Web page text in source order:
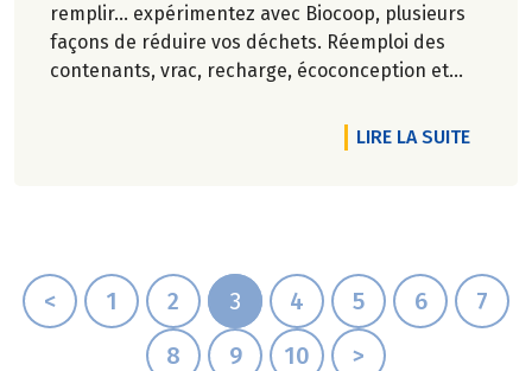
remplir… expérimentez avec Biocoop, plusieurs
façons de réduire vos déchets. Réemploi des
contenants, vrac, recharge, écoconception et
les fronts pour réduire vos poubelles !
En avril, plein phare sur 4 produits qui ont dit
LIRE LA SUITEDE
< 1 2 3 4 5 6
7
8
9 10 >